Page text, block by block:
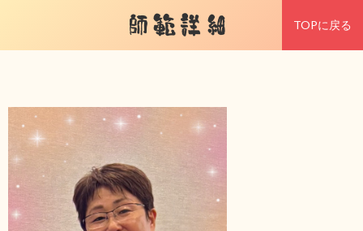
師範詳細 TOPに戻る